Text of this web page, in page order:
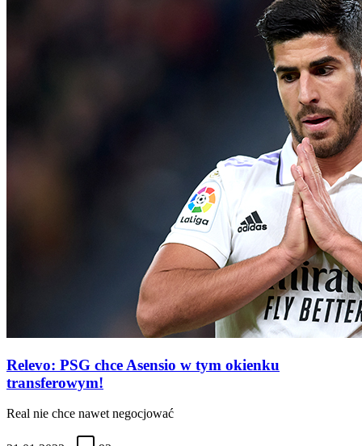
Relevo: PSG chce Asensio w tym okienku
transferowym!
Real nie chce nawet negocjować